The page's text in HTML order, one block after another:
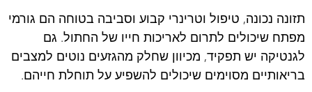
תזונה נכונה, טיפול וטרינרי קבוע וסביבה בטוחה הם גורמי
מפתח שיכולים לתרום לאריכות חייו של החתול. גם
לגנטיקה יש תפקיד, מכיוון שחלק מהגזעים נוטים למצבים
בריאותיים מסוימים שיכולים להשפיע על תוחלת חייהם.